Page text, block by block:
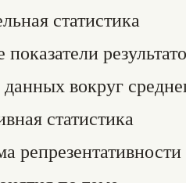
статистика
вокруг
статистика